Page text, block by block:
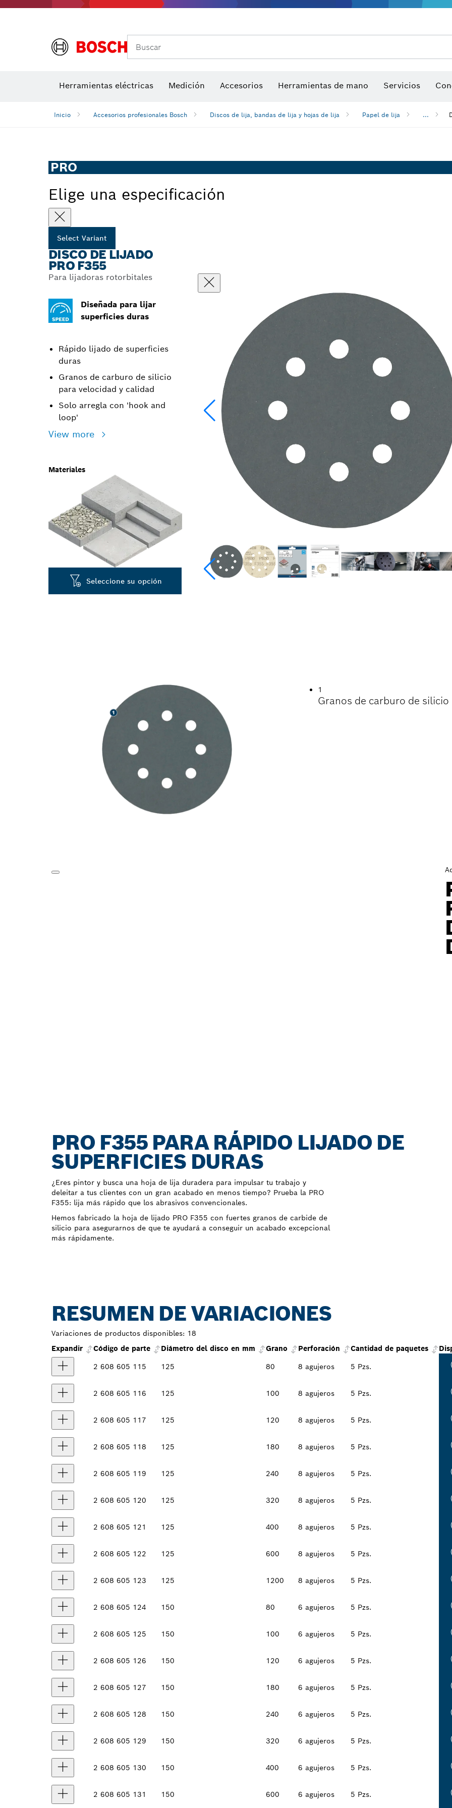
Buscar
Herramientas eléctricas Medición Accesorios Herramientas de mano Servicios
Inicio Accesorios profesionales Bosch Discos de lija, bandas de lija y hojas de lija Papel de lija ...
PRO
Elige una especificación
Select Variant
DISCO DE LIJADO
PRO F355
Para lijadoras rotorbitales
Diseñada para lijar
superficies duras
Rápido lijado de superficies
duras
Granos de carburo de silicio
para velocidad y calidad
Solo arregla con 'hook and
loop'
View more
Materiales
Seleccione su opción
1
Granos de carburo de
PRO F355 PARA RÁPIDO LIJADO DE
SUPERFICIES DURAS
¿Eres pintor y busca una hoja de lija duradera para impulsar tu trabajo y
deleitar a tus clientes con un gran acabado en menos tiempo? Prueba la PRO
F355: lija más rápido que los abrasivos convencionales.
Hemos fabricado la hoja de lijado PRO F355 con fuertes granos de carbide de
silicio para asegurarnos de que te ayudará a conseguir un acabado excepcional
más rápidamente.
RESUMEN DE VARIACIONES
Variaciones de productos disponibles: 18
Expandir
Código de parte Diámetro del disco en mm Grano Perforación Cantidad de paquetes
2 608 605 115
125 80 8 agujeros 5 Pzs.
2 608 605 116 125 100 8 agujeros 5 Pzs.
2 608 605 117 125 120 8 agujeros 5 Pzs.
2 608 605 118 125 180 8 agujeros 5 Pzs.
2 608 605 119 125 240 8 agujeros 5 Pzs.
2 608 605 120 125 320 8 agujeros 5 Pzs.
2 608 605 121 125 400 8 agujeros 5 Pzs.
2 608 605 122 125 600 8 agujeros 5 Pzs.
2 608 605 123 125 1200 8 agujeros 5 Pzs.
2 608 605 124 150 80 6 agujeros 5 Pzs.
2 608 605 125 150 100 6 agujeros 5 Pzs.
2 608 605 126 150 120 6 agujeros 5 Pzs.
2 608 605 127 150 180 6 agujeros 5 Pzs.
2 608 605 128 150 240 6 agujeros 5 Pzs.
2 608 605 129 150 320 6 agujeros 5 Pzs.
2 608 605 130 150 400 6 agujeros 5 Pzs.
2 608 605 131 150 600 6 agujeros 5 Pzs.